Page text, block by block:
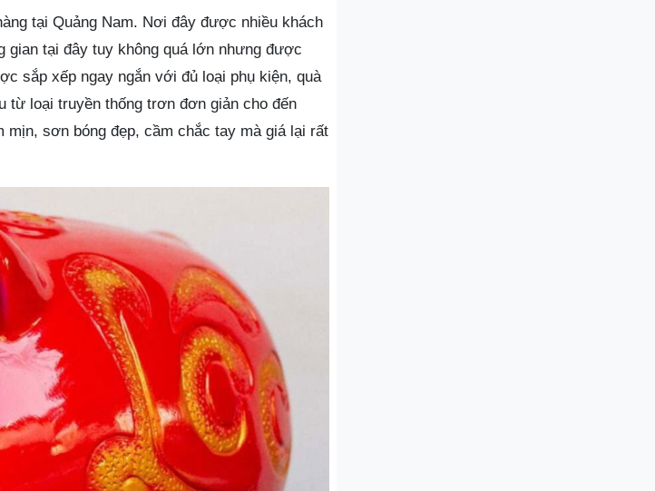
tại Quảng Nam. Nơi đây được nhiều khách
gian tại đây tuy không quá lớn nhưng được
sắp xếp ngay ngắn với đủ loại phụ kiện, quà
từ loại truyền thống trơn đơn giản cho đến
sơn bóng đẹp, cầm chắc tay mà giá lại rất